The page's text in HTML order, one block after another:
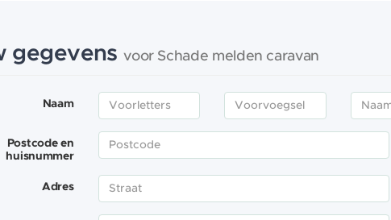
gegevensvoor Schade melden caravan
Naam
Postcode en
huisnummer
Adres